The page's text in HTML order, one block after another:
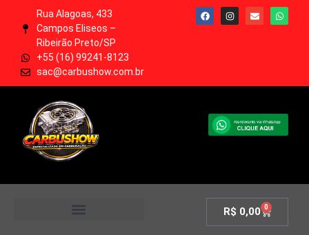
Rua Alagoas, 433
Campos Eliseos –
Ribeirão Preto/SP
+55 (16) 99241-8123
sac@carbushow.com.br
R$ 0,00 0